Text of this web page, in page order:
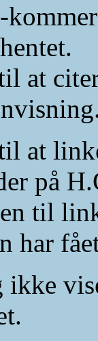
at
at
på
til
har